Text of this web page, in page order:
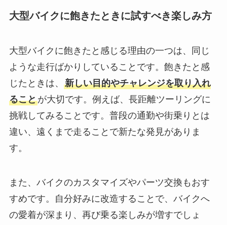
大型バイクに飽きたときに試すべき楽しみ方
大型バイクに飽きたと感じる理由の一つは、同じ
ような走行ばかりしていることです。飽きたと感
じたときは、 新しい目的やチャレンジを取り入れ
ることが大切です。例えば、長距離ツーリングに
挑戦してみることです。普段の通勤や街乗りとは
違い、遠くまで走ることで新たな発見がありま
す。
また、バイクのカスタマイズやパーツ交換もおす
すめです。自分好みに改造することで、バイクへ
の愛着が深まり、再び乗る楽しみが増すでしょ